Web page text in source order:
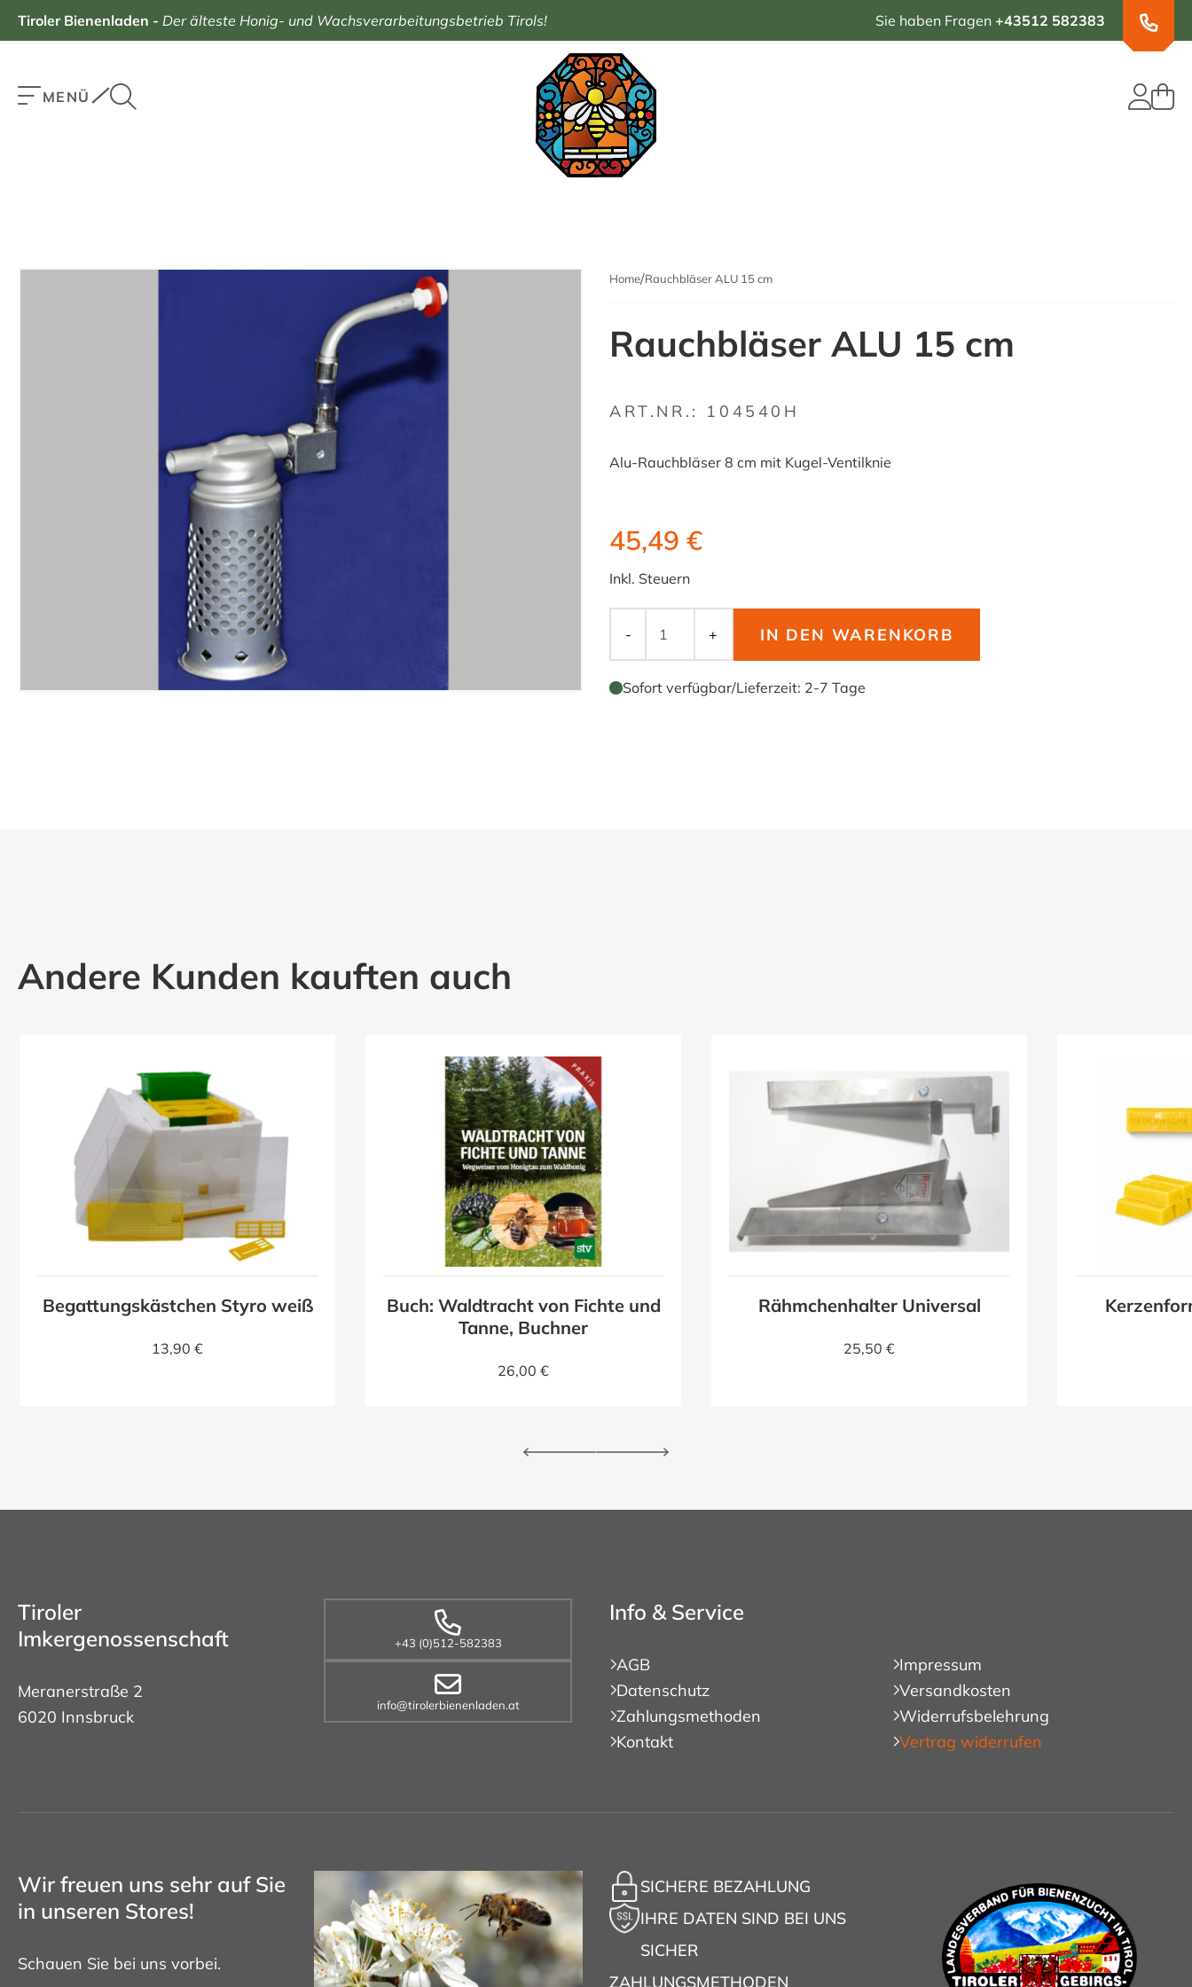
Tiroler Bienenladen - Der älteste Honig- und Wachsverarbeitungsbetrieb Tirols! Sie haben Fragen +43512 582383
MENÜ
Home Rauchbläser ALU 15 cm
Rauchbläser ALU 15 cm
ART.NR.: 104540H
Alu-Rauchbläser 8 cm mit Kugel-Ventilknie
45,49 €
Inkl. Steuern
- + IN DEN WARENKORB
Sofort verfügbar/Lieferzeit: 2-7 Tage
Andere Kunden kauften auch
Begattungskästchen Styro weiß
13,90 €
Buch: Waldtracht von Fichte und
Tanne, Buchner
26,00 €
Rähmchenhalter Universal
25,50 €
Tiroler
Imkergenossenschaft
Meranerstraße 2
6020 Innsbruck
+43 (0)512-582383
info@tirolerbienenladen.at
Info & Service
AGB
Impressum
Datenschutz
Versandkosten
Zahlungsmethoden
Widerrufsbelehrung
Kontakt
Vertrag widerrufen
Wir freuen uns sehr auf Sie
in unseren Stores!
Schauen Sie bei uns vorbei.
SICHERE BEZAHLUNG
IHRE DATEN SIND BEI UNS
SICHER
ZAHLUNGSMETHODEN